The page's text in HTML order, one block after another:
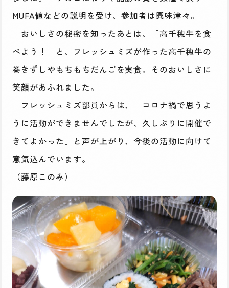
MUFA値などの説明を受け、参加者は興味津々。
おいしさの秘密を知ったあとは、「高千穂牛を食
べよう！」と、フレッシュミズが作った高千穂牛の
巻きずしやもちもちだんごを実食。そのおいしさに
笑顔があふれました。
フレッシュミズ部員からは、「コロナ禍で思うよ
うに活動ができませんでしたが、久しぶりに開催で
きてよかった」と声が上がり、今後の活動に向けて
意気込んでいます。
（藤原このみ）